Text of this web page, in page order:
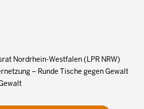
Nordrhein-Westfalen (LPR NRW)
– Runde Tische gegen Gewalt